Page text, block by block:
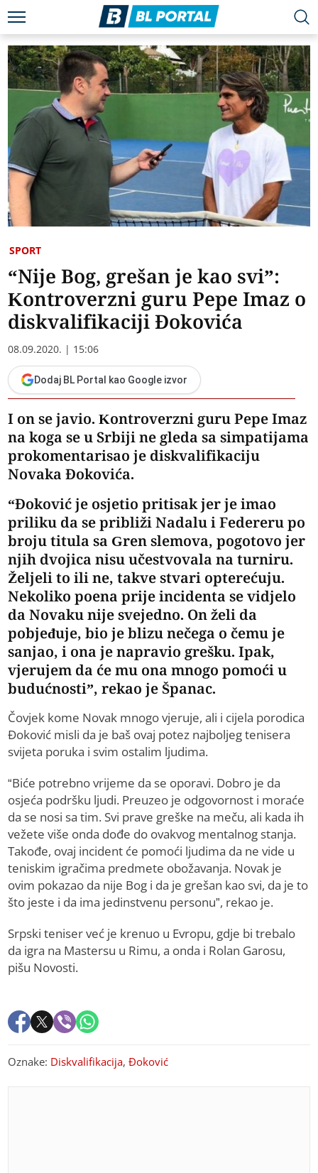
SPORT
“Nije Bog, grešan je kao svi”:
Kontroverzni guru Pepe Imaz o
diskvalifikaciji Đokovića
08.09.2020. | 15:06
Dodaj BL Portal kao Google izvor
I on se javio. Kontroverzni guru Pepe Imaz
na koga se u Srbiji ne gleda sa simpatijama
prokomentarisao je diskvalifikaciju
Novaka Đokovića.
“Đoković je osjetio pritisak jer je imao
priliku da se približi Nadalu i Federeru po
broju titula sa Gren slemova, pogotovo jer
njih dvojica nisu učestvovala na turniru.
Željeli to ili ne, takve stvari opterećuju.
Nekoliko poena prije incidenta se vidjelo
da Novaku nije svejedno. On želi da
pobjeđuje, bio je blizu nečega o čemu je
sanjao, i ona je napravio grešku. Ipak,
vjerujem da će mu ona mnogo pomoći u
budućnosti”, rekao je Španac.
Čovjek kome Novak mnogo vjeruje, ali i cijela porodica
Đoković misli da je baš ovaj potez najboljeg tenisera
svijeta poruka i svim ostalim ljudima.
“Biće potrebno vrijeme da se oporavi. Dobro je da
osjeća podršku ljudi. Preuzeo je odgovornost i moraće
da se nosi sa tim. Svi prave greške na meču, ali kada ih
vežete više onda dođe do ovakvog mentalnog stanja.
Takođe, ovaj incident će pomoći ljudima da ne vide u
teniskim igračima predmete obožavanja. Novak je
ovim pokazao da nije Bog i da je grešan kao svi, da je to
što jeste i da ima jedinstvenu personu”, rekao je.
Srpski teniser već je krenuo u Evropu, gdje bi trebalo
da igra na Mastersu u Rimu, a onda i Rolan Garosu,
pišu Novosti.
Oznake: Diskvalifikacija,Đoković